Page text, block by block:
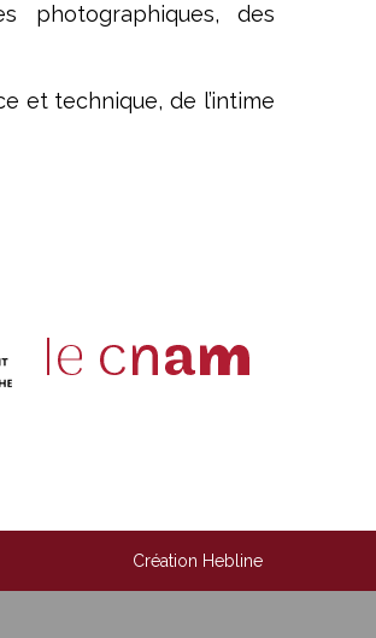
photographiques, des
et technique, de l’intime
Création Hebline